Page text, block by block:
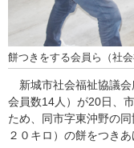
餅つきをする会員ら（社
新城市社会福祉協議会
会員数14人）が20日、
ため、同市字東沖野の
２０キロ）の餅をつき